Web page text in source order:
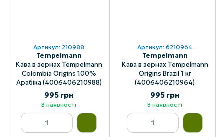
Артикул: 210988
Tempelmann
Кава в зернах Tempelmann
Colombia Origins 100%
Арабіка (4006406210988)
995 грн
В наявності
Артикул: 6210964
Tempelmann
Кава в зернах Tempelmann
Origins Brazil 1 кг
(4006406210964)
995 грн
В наявності